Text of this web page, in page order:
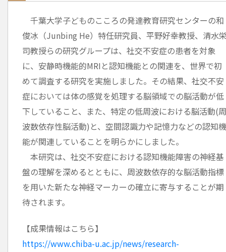
千葉大学子どものこころの発達教育研究センターの和
俊冰（Junbing He）特任研究員、平野好幸教授、清水
司教授らの研究グループは、社交不安症の患者を対象
に、安静時機能的MRIと認知機能との関連を、世界で初
めて調査する研究を実施しました。その結果、社交不安
症においては体の感覚を処理する脳領域での脳活動が低
下していること、また、特定の低周波における脳活動(
波数依存性脳活動)と、空間認識力や記憶力などの認知
能が関連していることを明らかにしました。
本研究は、社交不安症における認知機能障害の神経基
盤の理解を深めるとともに、周波数依存的な脳活動指標
を用いた新たな神経マーカーの確立に寄与することが期
待されます。
【成果情報はこちら】
https://www.chiba-u.ac.jp/news/research-